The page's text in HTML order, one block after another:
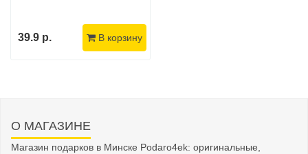
39.9 р. В корзину
О МАГАЗИНЕ
Магазин подарков в Минске Podaro4ek: оригинальные,